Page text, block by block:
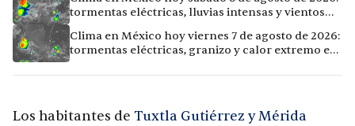
tormentas eléctricas, lluvias intensas y vientos
Clima en México hoy viernes 7 de agosto de 2026:
tormentas eléctricas, granizo y calor extremo en
Los habitantes de Tuxtla Gutiérrez y Mérida